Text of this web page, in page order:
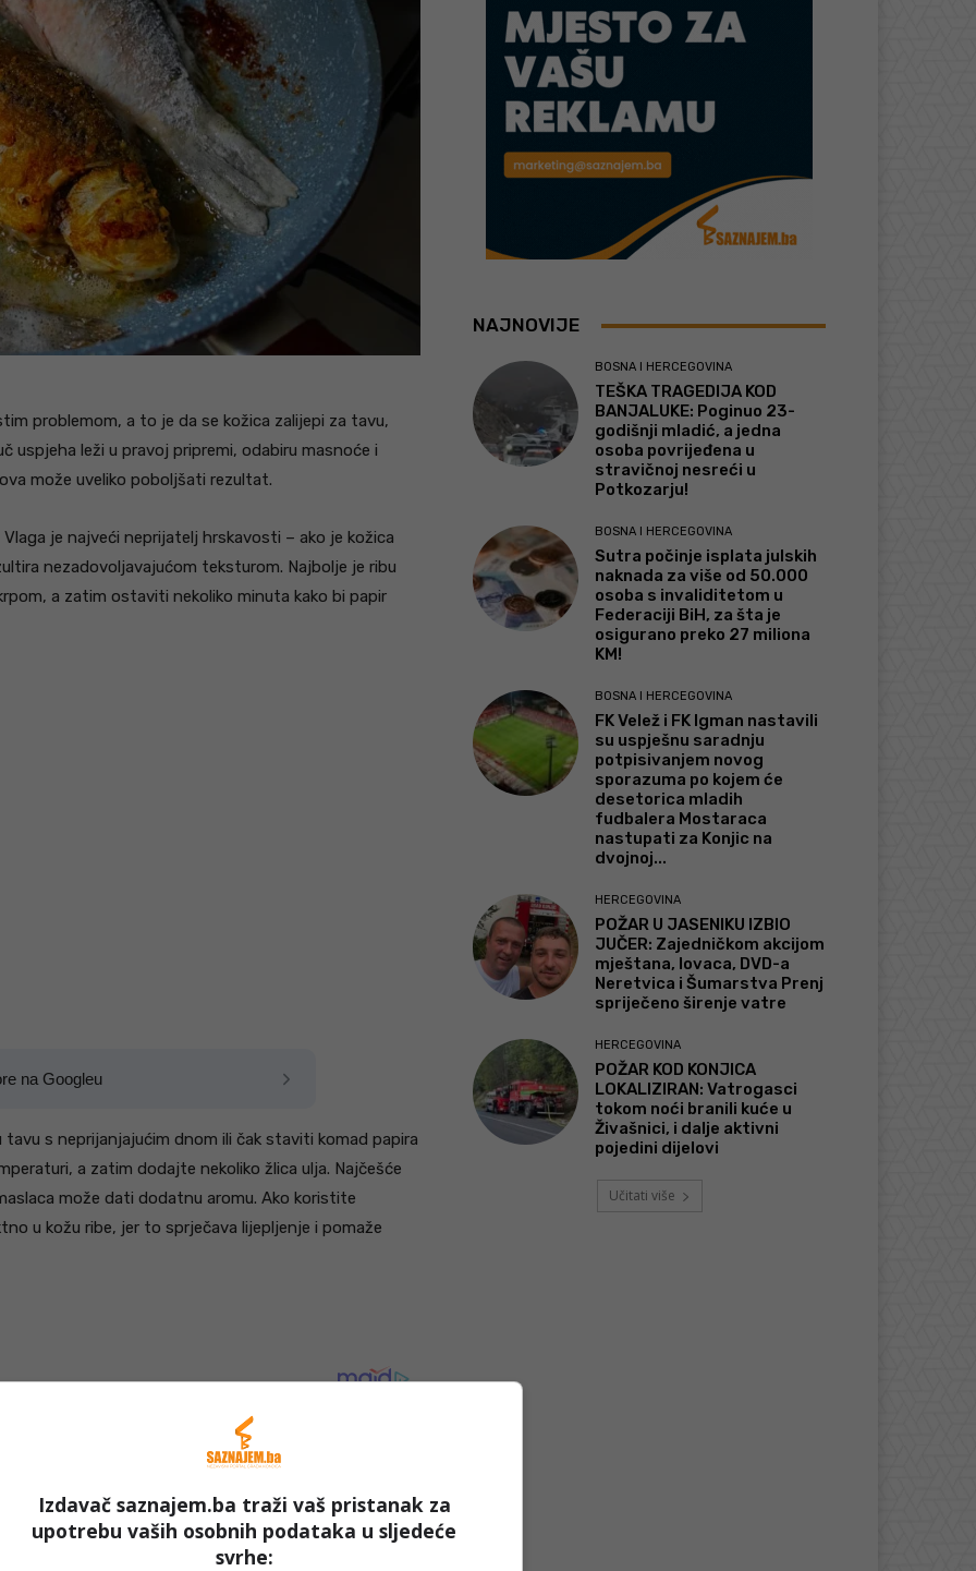
problemom, a to je da se kožica zalijepi za tavu,
uspjeha leži u pravoj pripremi, odabiru masnoće i
može uveliko poboljšati rezultat.
je najveći neprijatelj hrskavosti – ako je kožica
nezadovoljavajućom teksturom. Najbolje je ribu
a zatim ostaviti nekoliko minuta kako bi papir
na Googleu
s neprijanjajućim dnom ili čak staviti komad papira
a zatim dodajte nekoliko žlica ulja. Najčešće
može dati dodatnu aromu. Ako koristite
u kožu ribe, jer to sprječava lijepljenje i pomaže
NAJNOVIJE
BOSNA I HERCEGOVINA
TEŠKA TRAGEDIJA KOD
BANJALUKE: Poginuo 23-
godišnji mladić, a jedna
osoba povrijeđena u
stravičnoj nesreći u
Potkozarju!
BOSNA I HERCEGOVINA
Sutra počinje isplata julskih
naknada za više od 50.000
osoba s invaliditetom u
Federaciji BiH, za šta je
osigurano preko 27 miliona
KM!
BOSNA I HERCEGOVINA
FK Velež i FK Igman nastavili
su uspješnu saradnju
potpisivanjem novog
sporazuma po kojem će
desetorica mladih
fudbalera Mostaraca
nastupati za Konjic na
dvojnoj...
HERCEGOVINA
POŽAR U JASENIKU IZBIO
JUČER: Zajedničkom akcijom
mještana, lovaca, DVD-a
Neretvica i Šumarstva Prenj
spriječeno širenje vatre
HERCEGOVINA
POŽAR KOD KONJICA
LOKALIZIRAN: Vatrogasci
tokom noći branili kuće u
Živašnici, i dalje aktivni
pojedini dijelovi
Učitati više
Izdavač saznajem.ba traži vaš pristanak za
upotrebu vaših osobnih podataka u sljedeće
svrhe: